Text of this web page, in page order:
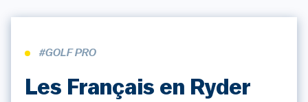
#GOLF PRO
Les Français en Ryder